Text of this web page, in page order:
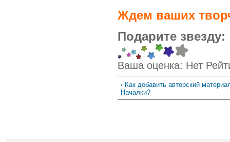
Ждем ваших
Подарите звезду:
Ваша оценка: Нет
‹ Как добавить авторский
Началки?